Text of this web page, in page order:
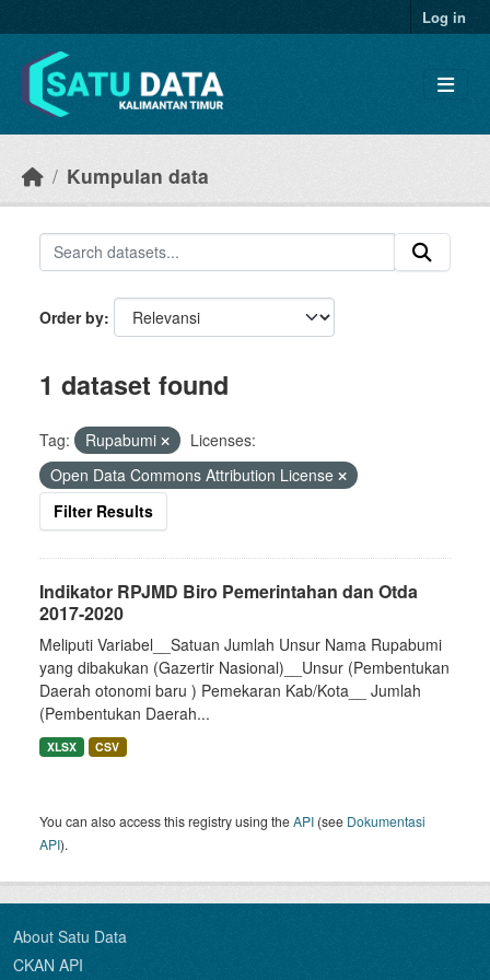
Log in
Kumpulan data
Order by
1 dataset found
Tag: Rupabumi
Licenses:
Open Data Commons Attribution License
Filter Results
Indikator RPJMD Biro Pemerintahan dan Otda
2017-2020
Meliputi Variabel__Satuan Jumlah Unsur Nama Rupabumi
yang dibakukan (Gazertir Nasional)__Unsur (Pembentukan
Daerah otonomi baru ) Pemekaran Kab/Kota__ Jumlah
(Pembentukan Daerah...
XLSX CSV
You can also access this registry using theAPI (see Dokumentasi
API).
About Satu Data
CKAN API